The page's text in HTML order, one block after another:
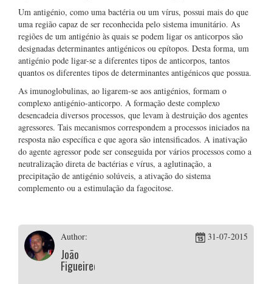
Um antigénio, como uma bactéria ou um vírus, possui mais do que
uma região capaz de ser reconhecida pelo sistema imunitário. As
regiões de um antigénio às quais se podem ligar os anticorpos são
designadas determinantes antigénicos ou epítopos. Desta forma, um
antigénio pode ligar-se a diferentes tipos de anticorpos, tantos
quantos os diferentes tipos de determinantes antigénicos que possua.
As imunoglobulinas, ao ligarem-se aos antigénios, formam o
complexo antigénio-anticorpo. A formação deste complexo
desencadeia diversos processos, que levam à destruição dos agentes
agressores. Tais mecanismos correspondem a processos iniciados na
resposta não específica e que agora são intensificados. A inativação
do agente agressor pode ser conseguida por vários processos como a
neutralização direta de bactérias e vírus, a aglutinação, a
precipitação de antigénio solúveis, a ativação do sistema
complemento ou a estimulação da fagocitose.
Author:
João
Figueiredo
31-07-2015